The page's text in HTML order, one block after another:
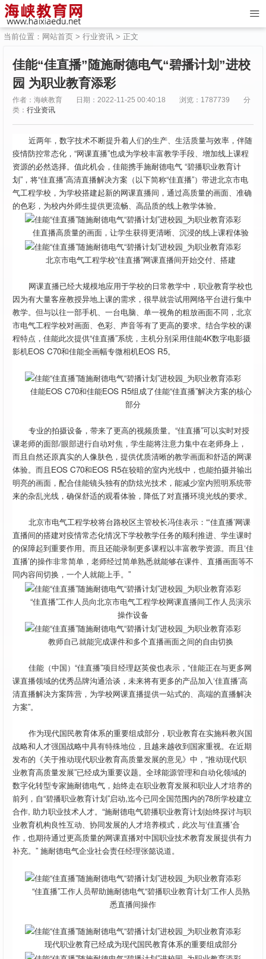
当前位置： 网站首页 > 行业资讯 > 正文
佳能“佳直播”随施耐德电气“碧播计划”进校
园 为职业教育添彩
作者：海峡教育 日期：2022-11-25 00:40:18 浏览：1787739
分
类： 行业资讯
近两年，数字技术不断提升着人们的生产、生活质量与效率，伴随
疫情防控常态化，“网课直播”也成为学校丰富教学手段、增加线上课程
资源的必然选择。值此机会，佳能携手施耐德电气 “碧播职业教育计
划”，将“佳直播”高清直播解决方案（以下简称“佳直播”）带进北京市电
气工程学校，为学校搭建起新的网课直播间，通过高质量的画面、准确
的色彩，为校内外师生提供更流畅、高品质的线上教学体验。
佳直播高质量的画面，让学生获得更清晰、沉浸的线上课程体验
北京市电气工程学校“佳直播”网课直播间开始交付、搭建
网课直播已经大规模地应用于学校的日常教学中，职业教育学校也
因为有大量客座教授异地上课的需求，很早就尝试用网络平台进行集中
教学。但与以往一部手机、一台电脑、单一视角的粗放画面不同，北京
市电气工程学校对画面、色彩、声音等有了更高的要求。结合学校的课
程特点，佳能此次提供“佳直播”系统，主机分别采用佳能4K数字电影摄
影机EOS C70和佳能全画幅专微相机EOS R5。
佳能EOS C70和佳能EOS R5组成了佳能“佳直播”解决方案的核心
部分
专业的拍摄设备，带来了更高的视频质量。“佳直播”可以实时对授
课老师的面部/眼部进行自动对焦，学生能将注意力集中在老师身上，
而且自然还原真实的人像肤色，提供优质清晰的教学画面和舒适的网课
体验。而且EOS C70和EOS R5在较暗的室内光线中，也能拍摄并输出
明亮的画面，配合佳能镜头独有的防炫光技术，能减少室内照明系统带
来的杂乱光线，确保舒适的观看体验，降低了对直播环境光线的要求。
北京市电气工程学校将台路校区主管校长冯佳表示：“‘佳直播’网课
直播间的搭建对疫情常态化情况下学校教学任务的顺利推进、学生课时
的保障起到重要作用。而且还能录制更多课程以丰富教学资源。而且‘佳
直播’的操作非常简单，老师经过简单熟悉就能够在课件、直播画面等不
同内容间切换，一个人就能上手。”
“佳直播”工作人员向北京市电气工程学校网课直播间工作人员演示
操作设备
教师自己就能完成课件和多个直播画面之间的自由切换
佳能（中国）“佳直播”项目经理赵英俊也表示，“佳能正在与更多网
课直播领域的优秀品牌沟通洽谈，未来将有更多的产品加入‘佳直播’高
清直播解决方案阵营，为学校网课直播提供一站式的、高端的直播解决
方案”。
作为现代国民教育体系的重要组成部分，职业教育在实施科教兴国
战略和人才强国战略中具有特殊地位，且越来越收到国家重视。在近期
发布的《关于推动现代职业教育高质量发展的意见》中，“推动现代职
业教育高质量发展”已经成为重要议题。全球能源管理和自动化领域的
数字化转型专家施耐德电气，始终走在职业教育发展和职业人才培养的
前列，自“碧播职业教育计划”启动,迄今已同全国范围内的78所学校建立
合作, 助力职业技术人才。“施耐德电气碧播职业教育计划始终探讨与职
业教育机构良性互动、协同发展的人才培养模式，此次与‘佳直播’合
作，也期待通过更高质量的网课直播对中国职业技术教育发展提供有力
补充。” 施耐德电气企业社会责任经理张懿说道。
“佳直播”工作人员帮助施耐德电气“碧播职业教育计划”工作人员熟
悉直播间操作
现代职业教育已经成为现代国民教育体系的重要组成部分